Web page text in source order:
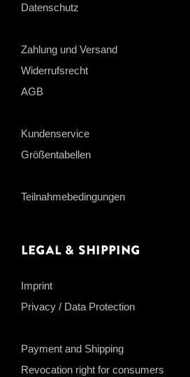
Datenschutz
Zahlung und Versand
Widerrufsrecht
AGB
Kundenservice
Größentabellen
Teilnahmebedingungen
Legal & Shipping
Imprint
Privacy / Data Protection
Payment and Shipping
Revocation right for consumers